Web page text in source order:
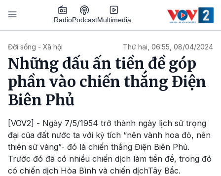
Nhảy đến nội dung
RadioPodcastMultimedia
Đời sống - Xã hội Thứ hai, 06:55, 08/04/2024
Những dấu ấn tiền đề góp
phần vào chiến thắng Điện
Biên Phủ
[VOV2] - Ngày 7/5/1954 trở thành ngày lịch sử trọng
đại của đất nước ta với kỳ tích “nên vành hoa đỏ, nên
thiên sử vàng”- đó là chiến thắng Điện Biên Phủ.
Trước đó đã có nhiều chiến dịch làm tiền đề, trong đó
có chiến dịch Hòa Bình và chiến dịchTây Bắc.